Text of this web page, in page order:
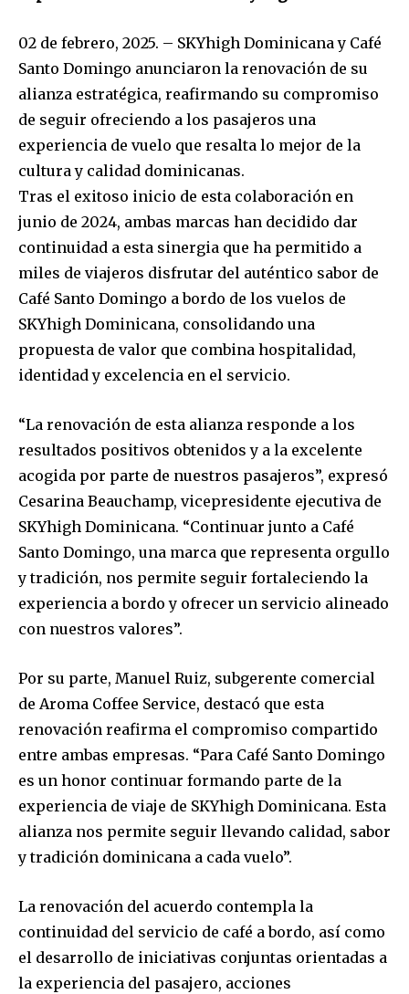
02 de febrero, 2025. – SKYhigh Dominicana y Café
Santo Domingo anunciaron la renovación de su
alianza estratégica, reafirmando su compromiso
de seguir ofreciendo a los pasajeros una
experiencia de vuelo que resalta lo mejor de la
cultura y calidad dominicanas.
Tras el exitoso inicio de esta colaboración en
junio de 2024, ambas marcas han decidido dar
continuidad a esta sinergia que ha permitido a
miles de viajeros disfrutar del auténtico sabor de
Café Santo Domingo a bordo de los vuelos de
SKYhigh Dominicana, consolidando una
propuesta de valor que combina hospitalidad,
identidad y excelencia en el servicio.
“La renovación de esta alianza responde a los
resultados positivos obtenidos y a la excelente
acogida por parte de nuestros pasajeros”, expresó
Cesarina Beauchamp, vicepresidente ejecutiva de
SKYhigh Dominicana. “Continuar junto a Café
Santo Domingo, una marca que representa orgullo
y tradición, nos permite seguir fortaleciendo la
experiencia a bordo y ofrecer un servicio alineado
con nuestros valores”.
Por su parte, Manuel Ruiz, subgerente comercial
de Aroma Coffee Service, destacó que esta
renovación reafirma el compromiso compartido
entre ambas empresas. “Para Café Santo Domingo
es un honor continuar formando parte de la
experiencia de viaje de SKYhigh Dominicana. Esta
alianza nos permite seguir llevando calidad, sabor
y tradición dominicana a cada vuelo”.
La renovación del acuerdo contempla la
continuidad del servicio de café a bordo, así como
el desarrollo de iniciativas conjuntas orientadas a
la experiencia del pasajero, acciones